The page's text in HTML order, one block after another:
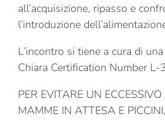
all’acquisizione, ripasso e
l’introduzione
L’incontro si tiene a cura di
Chiara Certification Number
PER EVITARE UN
MAMME IN ATTESA E